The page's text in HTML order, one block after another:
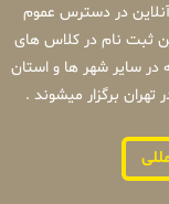
در دسترس عموم
ثبت نام در کلاس های
در سایر شهر ها و استان